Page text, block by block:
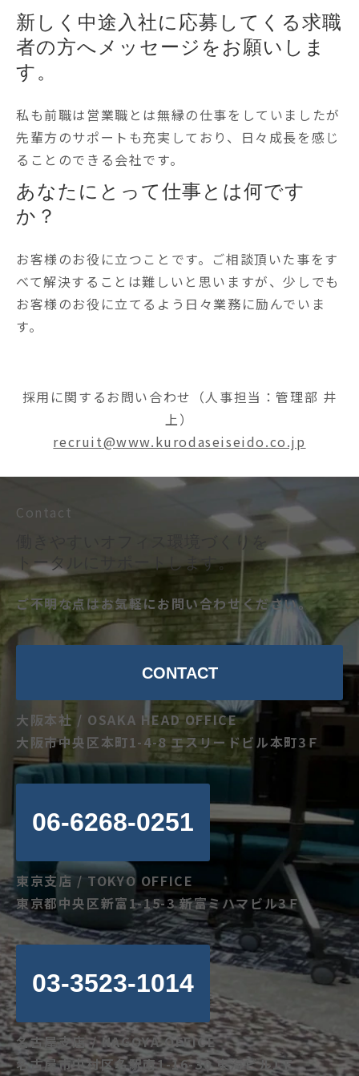
新しく中途入社に応募してくる求職
者の方へメッセージをお願いしま
す。
私も前職は営業職とは無縁の仕事をしていましたが
先輩方のサポートも充実しており、日々成長を感じ
ることのできる会社です。
あなたにとって仕事とは何です
か？
お客様のお役に立つことです。ご相談頂いた事をす
べて解決することは難しいと思いますが、少しでも
お客様のお役に立てるよう日々業務に励んでいま
す。
採用に関するお問い合わせ（人事担当：管理部 井
上）
recruit@www.kurodaseiseido.co.jp
Contact
トータルにサポートします。
ご不明な点はお気軽にお問い合わせください。
CONTACT
大阪本社 / OSAKA HEAD OFFICE
大阪市中央区本町1-4-8 エスリードビル本町3Ｆ
06-6268-0251
東京支店 / TOKYO OFFICE
東京都中央区新富1-15-3 新富ミハマビル3Ｆ
03-3523-1014
名古屋支店 / NAGOYA OFFICE
名古屋市中村区名駅南1-16-30 東海ビル1Ｆ